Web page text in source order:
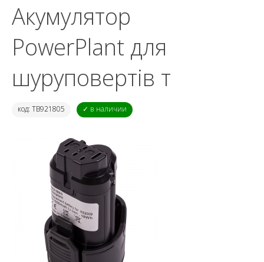
Акумулятор
PowerPlant для
шуруповертів т
код: TB921805 ✓ в наличии